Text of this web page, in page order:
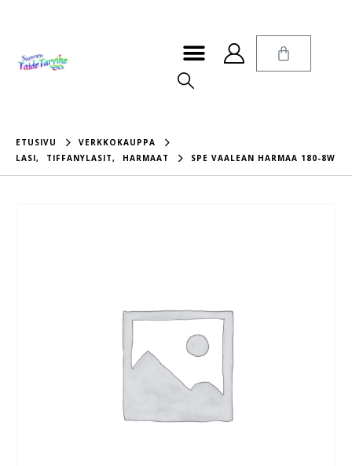
ETUSIVU
VERKKOKAUPPA
LASI, TIFFANYLASIT, HARMAAT SPE VAALEAN HARMAA 180-8W